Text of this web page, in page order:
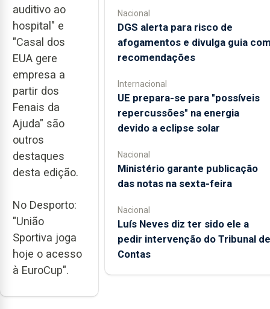
auditivo ao
hospital" e
"Casal dos
EUA gere
empresa a
partir dos
Fenais da
Ajuda" são
outros
destaques
desta edição.
No Desporto:
"União
Sportiva joga
hoje o acesso
à EuroCup".
Nacional
DGS alerta para risco de
afogamentos e divulga guia
recomendações
Internacional
UE prepara-se para "possíveis
repercussões" na energia
devido a eclipse solar
Nacional
Ministério garante publicação
das notas na sexta-feira
Nacional
Luís Neves diz ter sido ele a
pedir intervenção do Tribunal de
Contas